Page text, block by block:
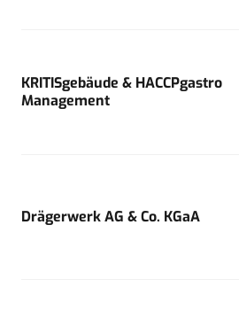
KRITISgebäude & HACCPgastro
Management
Drägerwerk AG & Co. KGaA